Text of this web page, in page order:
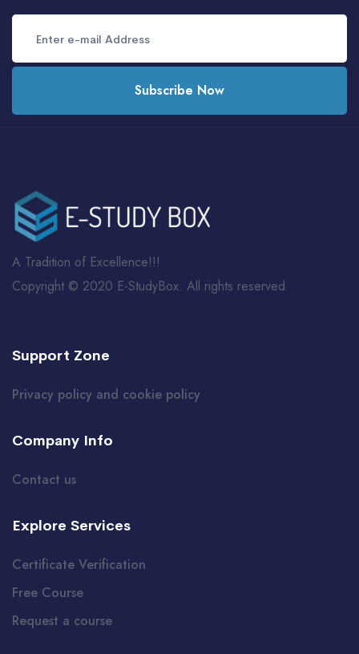
Subscribe Now
A Tradition of Excellence!!!
Copyright © 2020 E-StudyBox. All rights reserved
Support Zone
Privacy policy and cookie policy
Company Info
Contact us
Explore Services
Certificate Verification
Free Course
Request a course